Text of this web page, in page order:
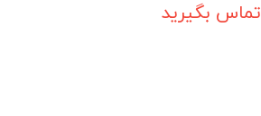
تماس بگیرید